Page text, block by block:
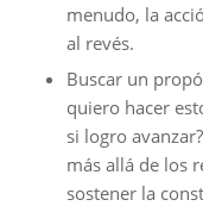
menudo, la
al revés.
Buscar un
quiero hacer
si logro
más allá de los
sostener la